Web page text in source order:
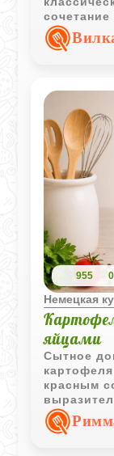
сочетание
вкус.
955 0
Немецкая
яйцами
Сытное
красным